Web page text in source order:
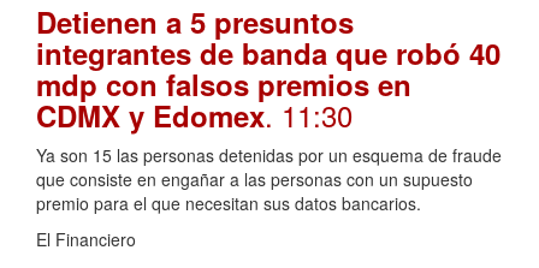
Detienen a 5 presuntos
integrantes de banda que robó 40
mdp con falsos premios en
CDMX y Edomex. 11:30
Ya son 15 las personas detenidas por un esquema de fraude
que consiste en engañar a las personas con un supuesto
premio para el que necesitan sus datos bancarios.
El Financiero